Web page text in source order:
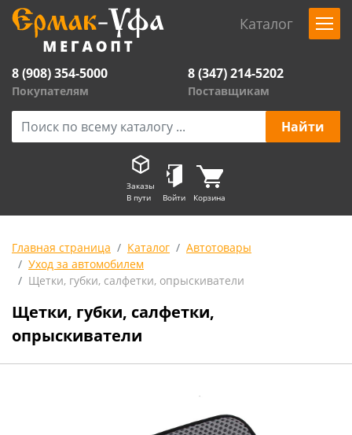
Каталог
8 (908) 354-5000
Покупателям
8 (347) 214-5202
Поставщикам
Заказы
В пути
Войти Корзина
Главная страница Каталог
Автотовары
Уход за автомобилем
Щетки, губки, салфетки, опрыскиватели
Щетки, губки, салфетки,
опрыскиватели